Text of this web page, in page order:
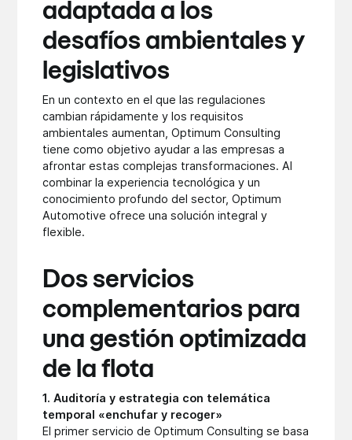
adaptada a los
desafíos ambientales y
legislativos
En un contexto en el que las regulaciones
cambian rápidamente y los requisitos
ambientales aumentan, Optimum Consulting
tiene como objetivo ayudar a las empresas a
afrontar estas complejas transformaciones. Al
combinar la experiencia tecnológica y un
conocimiento profundo del sector, Optimum
Automotive ofrece una solución integral y
flexible.
Dos servicios
complementarios para
una gestión optimizada
de la flota
1. Auditoría y estrategia con telemática
temporal «enchufar y recoger»
El primer servicio de Optimum Consulting se basa